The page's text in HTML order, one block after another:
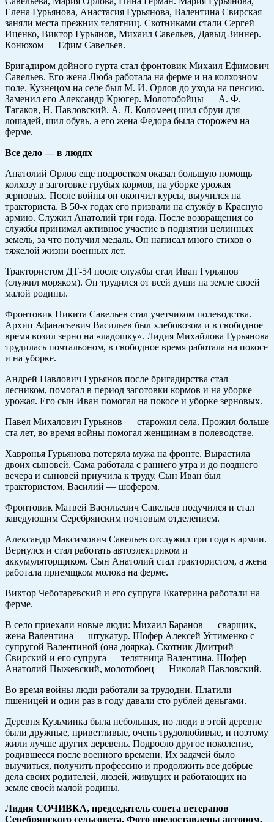
Елена Гурьянова, Анастасия Гурьянова, Валентина Свирская
заняли места прежних телятниц. Скотниками стали Сергей
Иценко, Виктор Гурьянов, Михаил Савельев, Давыд Зиннер.
Конюхом — Ефим Савельев.
Бригадиром дойного гурта стал фронтовик Михаил Ефимович
Савельев. Его жена Люба работала на ферме и на колхозном
поле. Кузнецом на селе был М. И. Орлов до ухода на пенсию.
Заменил его Александр Крюгер. Молотобойцы — А. Ф.
Тагаков, Н. Павловский. А. Л. Коломеец шил сбруи для
лошадей, шил обувь, а его жена Федора была сторожем на
ферме.
Все дело — в людях
Анатолий Орлов еще подростком оказал большую помощь
колхозу в заготовке грубых кормов, на уборке урожая
зерновых. После войны он окончил курсы, выучился на
тракториста. В 50-х годах его призвали на службу в Красную
армию. Служил Анатолий три года. После возвращения со
службы принимал активное участие в поднятии целинных
земель, за что получил медаль. Он написал много стихов о
тяжелой жизни военных лет.
Трактористом ДТ-54 после службы стал Иван Гурьянов
(служил моряком). Он трудился от всей души на земле своей
малой родины.
Фронтовик Никита Савельев стал учетчиком полеводства.
Архип Афанасьевич Васильев был хлебовозом и в свободное
время возил зерно на «ладошку». Лидия Михайлова Гурьянова
трудилась почтальоном, в свободное время работала на покосе
и на уборке.
Андрей Павлович Гурьянов после бригадирства стал
лесником, помогал в период заготовки кормов и на уборке
урожая. Его сын Иван помогал на покосе и уборке зерновых.
Павел Михалович Гурьянов — старожил села. Прожил больше
ста лет, во время войны помогал женщинам в полеводстве.
Хавронья Гурьянова потеряла мужа на фронте. Вырастила
двоих сыновей. Сама работала с раннего утра и до позднего
вечера и сыновей приучила к труду. Сын Иван был
трактористом, Василий — шофером.
Фронтовик Матвей Васильевич Савельев подучился и стал
заведующим Серебрянским почтовым отделением.
Александр Максимович Савельев отслужил три года в армии.
Вернулся и стал работать автоэлектриком и
аккумуляторщиком. Сын Анатолий стал трактористом, а жена
работала приемщком молока на ферме.
Виктор Чеботаревский и его супруга Екатерина работали на
ферме.
В село приехали новые люди: Михаил Баранов — сварщик,
жена Валентина — штукатур. Шофер Алексей Устименко с
супругой Валентиной (она доярка). Скотник Дмитрий
Свирский и его супруга — телятница Валентина. Шофер —
Анатолий Пыжевский, молотобоец — Николай Павловский.
Во время войны люди работали за трудодни. Платили
пшеницей и один раз в году давали сто рублей деньгами.
Деревня Кузьминка была небольшая, но люди в этой деревне
были дружные, приветливые, очень трудолюбивые, и поэтому
жили лучше других деревень. Подросло другое поколение,
родившееся после военного времени. Их задачей было
выучиться, получить профессию и продолжить все добрые
дела своих родителей, людей, живущих и работающих на
земле своей малой родины.
Лидия СОЧИВКА, председатель совета ветеранов
Серебрянского сельсовета. Фото предоставлены автором.